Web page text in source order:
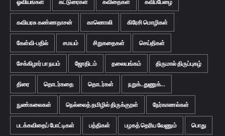
ஓவியங்கள் கட்டுரைகள் கவிதைகள் கவிப்பேழை
கவியரசு கண்ணதாசன் காணொலி கிரேசி மொழிகள்
கேள்வி-பதில் சமயம் சிறுகதைகள் செய்திகள்
சேக்கிழார் பா நயம் ஜோதிடம் தலையங்கம் திருமால் திருப்புகழ்
திரை தொடர்கதை தொடர்கள் நறுக்..துணுக்...
நுண்கலைகள் நெல்லைத் தமிழில் திருக்குறள் நேர்காணல்கள்
படக்கவிதைப் போட்டிகள் பத்திகள் பழகத் தெரிய வேணும் பொது